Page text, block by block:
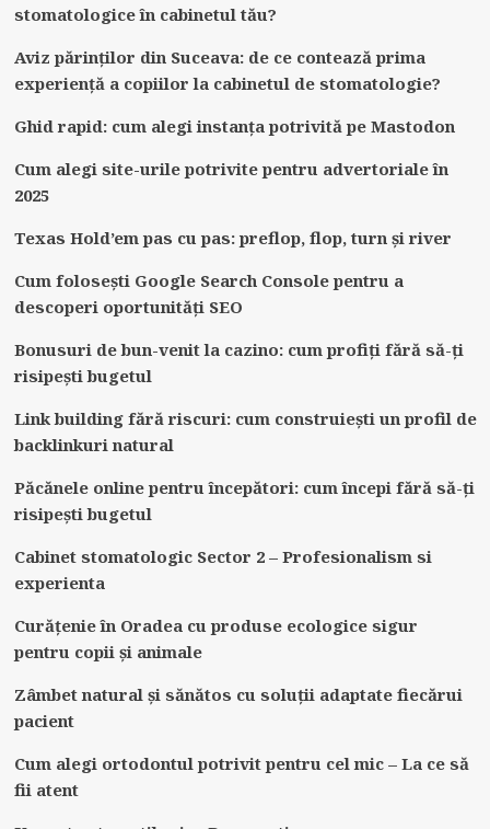
stomatologice în cabinetul tău?
Aviz părinților din Suceava: de ce contează prima
experiență a copiilor la cabinetul de stomatologie?
Ghid rapid: cum alegi instanța potrivită pe Mastodon
Cum alegi site-urile potrivite pentru advertoriale în
2025
Texas Hold’em pas cu pas: preflop, flop, turn și river
Cum folosești Google Search Console pentru a
descoperi oportunități SEO
Bonusuri de bun-venit la cazino: cum profiți fără să-ți
risipești bugetul
Link building fără riscuri: cum construiești un profil de
backlinkuri natural
Păcănele online pentru începători: cum începi fără să-ți
risipești bugetul
Cabinet stomatologic Sector 2 – Profesionalism si
experienta
Curățenie în Oradea cu produse ecologice sigur
pentru copii și animale
Zâmbet natural și sănătos cu soluții adaptate fiecărui
pacient
Cum alegi ortodontul potrivit pentru cel mic – La ce să
fii atent